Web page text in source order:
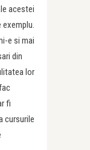
acestei
exemplu.
e si mai
din
lor
fi
cursurile